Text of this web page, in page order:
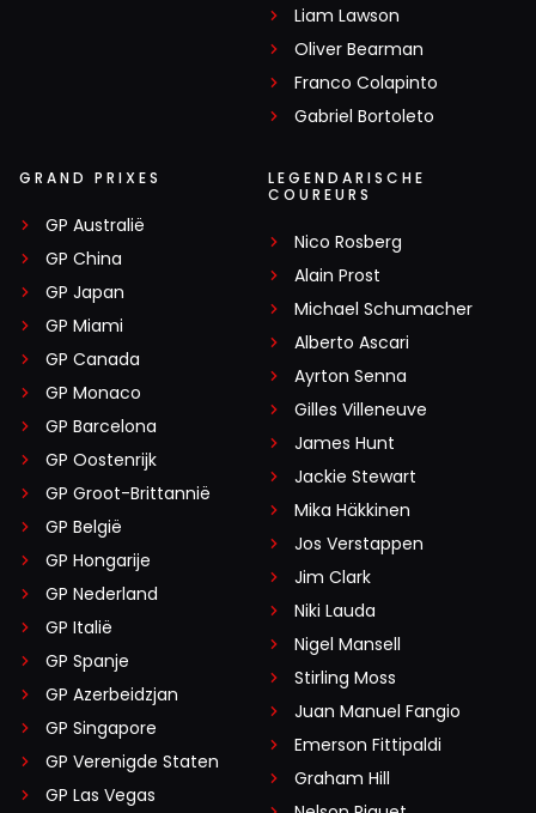
Liam Lawson
Oliver Bearman
Franco Colapinto
Gabriel Bortoleto
GRAND PRIXES
GP Australië
GP China
GP Japan
GP Miami
GP Canada
GP Monaco
GP Barcelona
GP Oostenrijk
GP Groot-Brittannië
GP België
GP Hongarije
GP Nederland
GP Italië
GP Spanje
GP Azerbeidzjan
GP Singapore
GP Verenigde Staten
GP Las Vegas
LEGENDARISCHE
COUREURS
Nico Rosberg
Alain Prost
Michael Schumacher
Alberto Ascari
Ayrton Senna
Gilles Villeneuve
James Hunt
Jackie Stewart
Mika Häkkinen
Jos Verstappen
Jim Clark
Niki Lauda
Nigel Mansell
Stirling Moss
Juan Manuel Fangio
Emerson Fittipaldi
Graham Hill